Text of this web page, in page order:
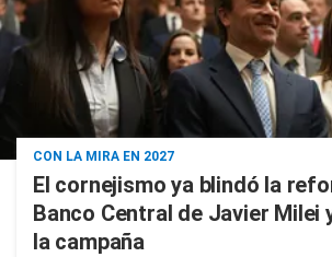
CON LA MIRA EN 2027
El cornejismo ya blindó la
Banco Central de Javier Milei
la campaña